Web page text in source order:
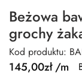
Beżowa
grochy
Kod produktu:
145,00zł/m